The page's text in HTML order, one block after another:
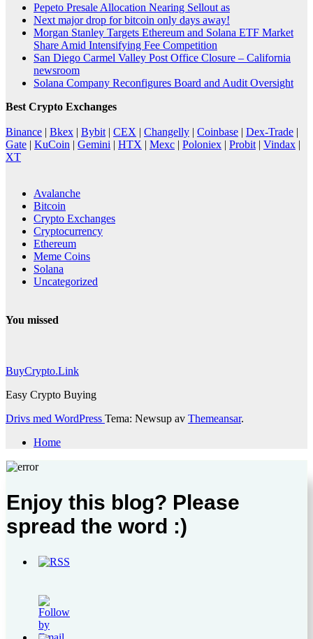
Pepeto Presale Allocation Nearing Sellout as
Next major drop for bitcoin only days away!
Morgan Stanley Targets Ethereum and Solana ETF Market
Share Amid Intensifying Fee Competition
San Diego Carmel Valley Post Office Closure – California
newsroom
Solana Company Reconfigures Board and Audit Oversight
Best Crypto Exchanges
Binance | Bkex | Bybit | CEX | Changelly | Coinbase | Dex-Trade |
Gate | KuCoin | Gemini | HTX | Mexc | Poloniex | Probit | Vindax |
XT
Avalanche
Bitcoin
Crypto Exchanges
Cryptocurrency
Ethereum
Meme Coins
Solana
Uncategorized
You missed
BuyCrypto.Link
Easy Crypto Buying
Drivs med WordPress Tema: Newsup av Themeansar.
Home
Enjoy this blog? Please
spread the word :)